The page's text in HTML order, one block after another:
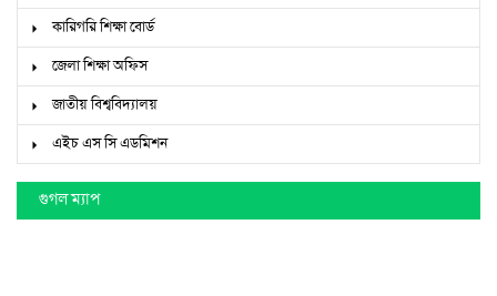
কারিগরি শিক্ষা বোর্ড
জেলা শিক্ষা অফিস
জাতীয় বিশ্ববিদ্যালয়
এইচ এস সি এডমিশন
গুগল ম্যাপ